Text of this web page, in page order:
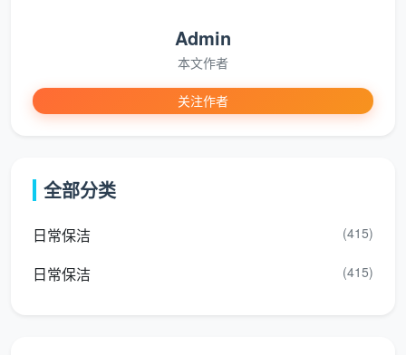
第三条：工人是自有员工还是临时工？
务商和中介派单的本质区别。自有团队经过统一培训，
天均安洁保洁全部为自有固定团队，2-3人一组，统一
用强酸类廉价清洁剂。五金件当时擦得锃亮，几天后氧
进口中性清洁剂，不伤瓷砖釉面、不锈钢镀层和木地
板，这是写进合同的承诺。
Admin
本文作者
关注作者
全部分类
日常保洁 (415)
日常保洁 (415)